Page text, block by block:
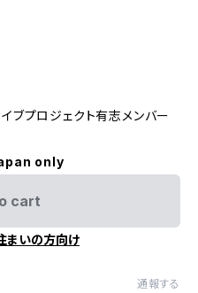
ブプロジェクト有志メンバー
only
cart
まいの方向け
通報する